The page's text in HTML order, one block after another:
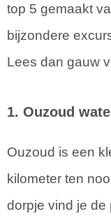
top 5 gemaakt
bijzondere
Lees dan gauw
1. Ouzoud
Ouzoud is een
kilometer ten
dorpje vind je de